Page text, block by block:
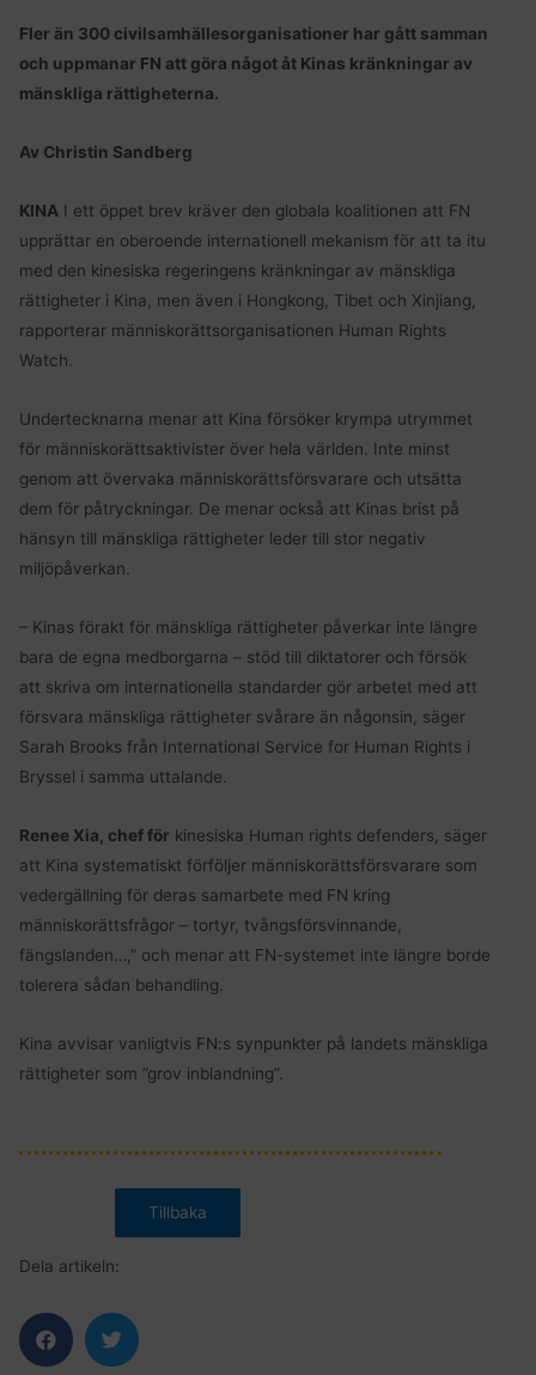
Fler än 300 civilsamhällesorganisationer har gått samman
och uppmanar FN att göra något åt Kinas kränkningar av
mänskliga rättigheterna.
Av Christin Sandberg
KINA I ett öppet brev kräver den globala koalitionen att FN
upprättar en oberoende internationell mekanism för att ta itu
med den kinesiska regeringens kränkningar av mänskliga
rättigheter i Kina, men även i Hongkong, Tibet och Xinjiang,
rapporterar människorättsorganisationen Human Rights
Watch.
Undertecknarna menar att Kina försöker krympa utrymmet
för människorättsaktivister över hela världen. Inte minst
genom att övervaka människorättsförsvarare och utsätta
dem för påtryckningar. De menar också att Kinas brist på
hänsyn till mänskliga rättigheter leder till stor negativ
miljöpåverkan.
– Kinas förakt för mänskliga rättigheter påverkar inte längre
bara de egna medborgarna – stöd till diktatorer och försök
att skriva om internationella standarder gör arbetet med att
försvara mänskliga rättigheter svårare än någonsin, säger
Sarah Brooks från International Service for Human Rights i
Bryssel i samma uttalande.
Renee Xia, chef för kinesiska Human rights defenders, säger
att Kina systematiskt förföljer människorättsförsvarare som
vedergällning för deras samarbete med FN kring
människorättsfrågor – tortyr, tvångsförsvinnande,
fängslanden…,” och menar att FN-systemet inte längre borde
tolerera sådan behandling.
Kina avvisar vanligtvis FN:s synpunkter på landets mänskliga
rättigheter som ”grov inblandning”.
Dela artikeln: